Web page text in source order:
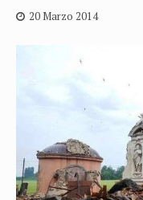
20 Marzo 2014